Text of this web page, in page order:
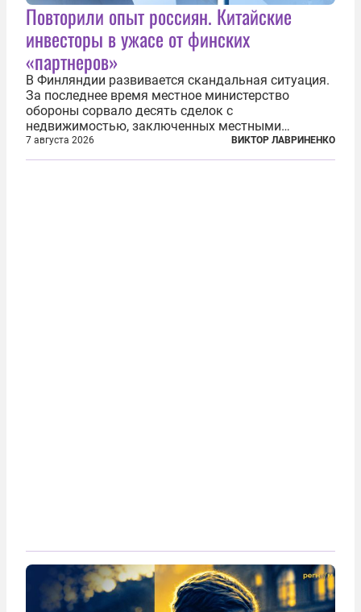
Повторили опыт россиян. Китайские
инвесторы в ужасе от финских
«партнеров»
В Финляндии развивается скандальная ситуация.
За последнее время местное министерство
обороны сорвало десять сделок с
недвижимостью, заключенных местными
фирмами с китайским капиталом. Чиновники
заявили, что они могли заключаться с целью
7 августа 2026 ВИКТОР ЛАВРИНЕНКО